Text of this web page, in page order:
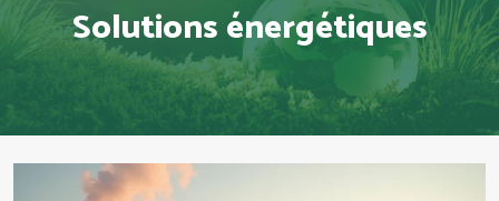
Solutions énergétiques